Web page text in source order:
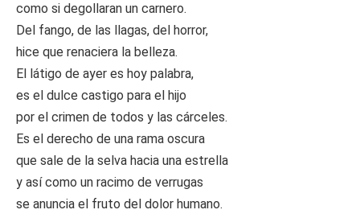
como si degollaran un carnero.
Del fango, de las llagas, del horror,
hice que renaciera la belleza.
El látigo de ayer es hoy palabra,
es el dulce castigo para el hijo
por el crimen de todos y las cárceles.
Es el derecho de una rama oscura
que sale de la selva hacia una estrella
y así como un racimo de verrugas
se anuncia el fruto del dolor humano.